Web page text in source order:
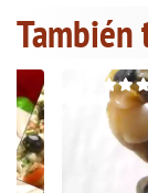
También